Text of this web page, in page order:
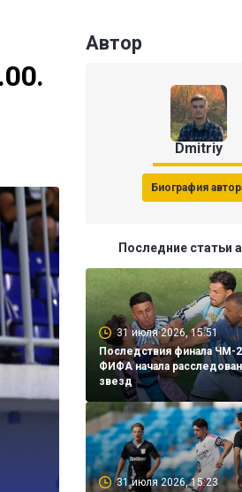
Автор
Dmitriy
Биография
Последние статьи
31 июля 2026, 15:51
Последствия финала ЧМ-
ФИФА начала
звезд
31 июля 2026, 15:23